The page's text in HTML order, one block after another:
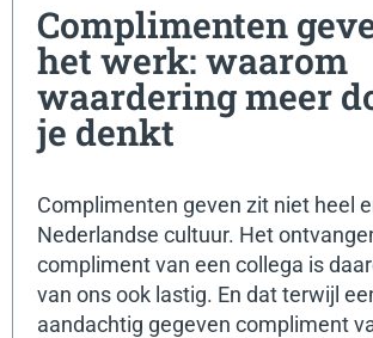
Complimenten
het werk: waarom
waardering meer
je denkt
Complimenten geven zit niet heel
Nederlandse cultuur. Het
compliment van een collega is
van ons ook lastig. En dat terwijl
aandachtig gegeven compliment